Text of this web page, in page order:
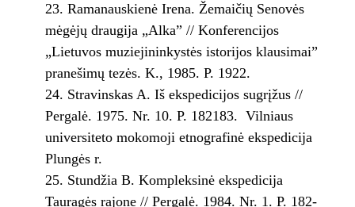
Ramanauskienė Irena. Žemaičių Senovės
mėgėjų draugija „Alka” // Konferencijos
„Lietuvos muziejininkystės istorijos klausimai”
pranešimų tezės. K., 1985. P. 19­22.
Stravinskas A. Iš ekspedicijos sugrįžus //
Pergalė. 1975. Nr. 10. P. 182­183. ­ Vilniaus
universiteto mokomoji etnografinė ekspedicija
Plungės r.
Stundžia B. Kompleksinė ekspedicija
Tauragės rajone // Pergalė. 1984. Nr. 1. P. 182­